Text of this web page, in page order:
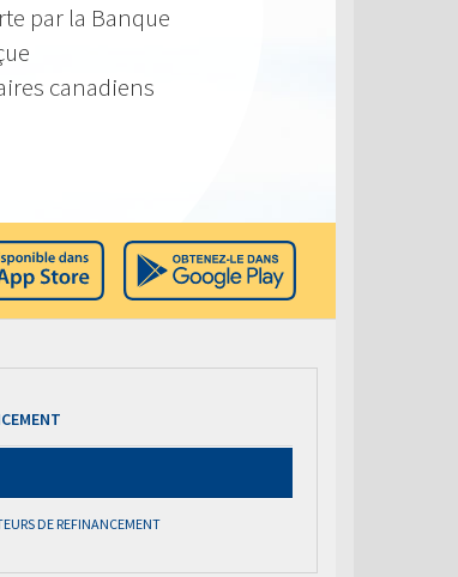
par la Banque
canadiens
DE REFINANCEMENT